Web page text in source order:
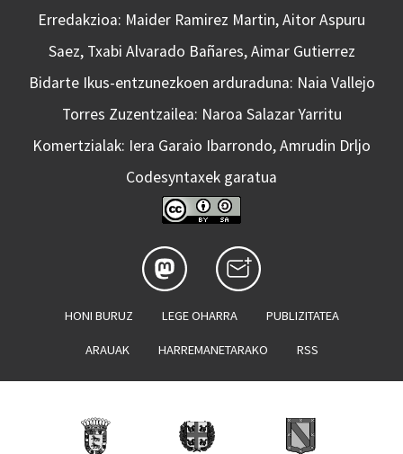
Erredakzioa: Maider Ramirez Martin, Aitor Aspuru
Saez, Txabi Alvarado Bañares, Aimar Gutierrez
Bidarte Ikus-entzunezkoen arduraduna: Naia Vallejo
Torres Zuzentzailea: Naroa Salazar Yarritu
Komertzialak: Iera Garaio Ibarrondo, Amrudin Drljo
Codesyntaxek garatua
HONI BURUZ LEGE OHARRA PUBLIZITATEA
ARAUAK HARREMANETARAKO RSS